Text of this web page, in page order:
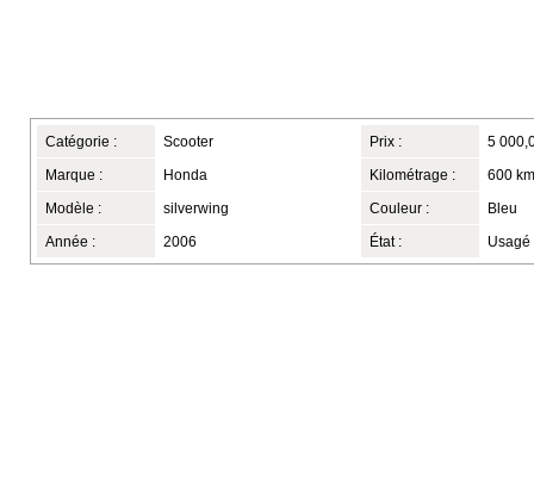
Catégorie : Scooter
Marque : Honda
Modèle : silverwing
Année : 2006
Prix : 5
Kilométrage : 600 km
Couleur : Bleu
État : Usagé